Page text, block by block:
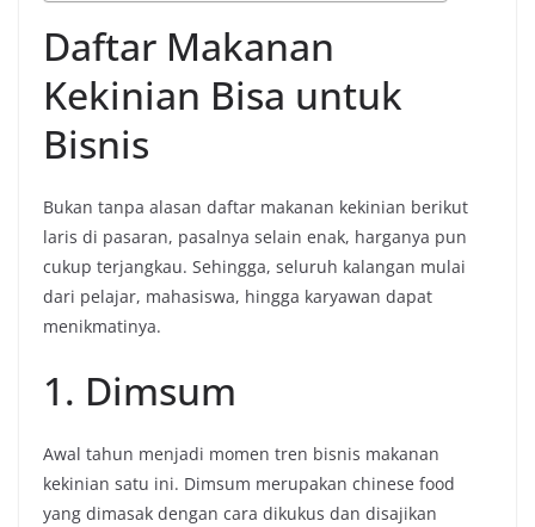
Daftar Makanan
Kekinian Bisa untuk
Bisnis
Bukan tanpa alasan daftar makanan kekinian berikut
laris di pasaran, pasalnya selain enak, harganya pun
cukup terjangkau. Sehingga, seluruh kalangan mulai
dari pelajar, mahasiswa, hingga karyawan dapat
menikmatinya.
1. Dimsum
Awal tahun menjadi momen tren bisnis makanan
kekinian satu ini. Dimsum merupakan chinese food
yang dimasak dengan cara dikukus dan disajikan